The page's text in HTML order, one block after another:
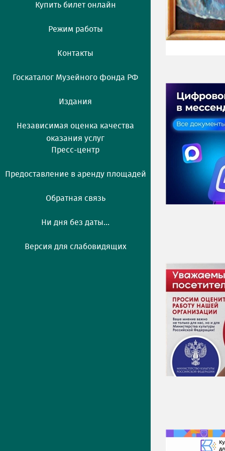
Купить билет онлайн
Режим работы
Контакты
Госкаталог Музейного фонда РФ
Издания
Независимая оценка качества
оказания услуг
Пресс-центр
Предоставление в аренду площадей
Обратная связь
Ни дня без даты...
Версия для слабовидящих